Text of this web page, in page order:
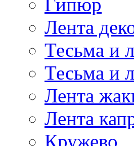
Лента
Тесьма и
Тесьма и
Лента
Лента
Кружево